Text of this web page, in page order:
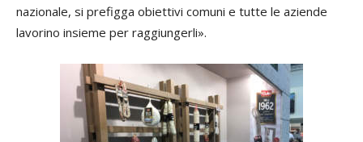
nazionale, si prefigga obiettivi comuni e tutte le aziende
lavorino insieme per raggiungerli».